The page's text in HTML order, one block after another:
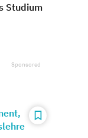
Studium